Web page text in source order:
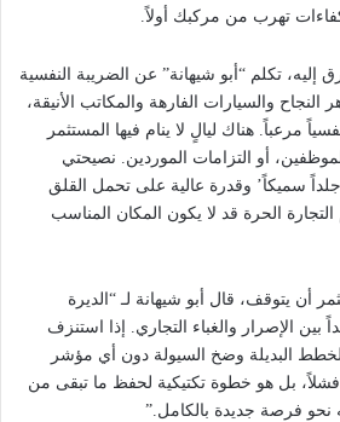
تهرب من مركبك أولاً.
تكلم “أبو شيهانة” عن الضريبة النفسية
والسيارات الفارهة والمكاتب الأنيقة،
مرعباً. هناك ليالٍ لا ينام فيها المستثمر
أو التزامات الموردين. نصيحتي
سميكاً’ وقدرة عالية على تحمل القلق
الحرة قد لا يكون المكان المناسب
يتوقف، قال أبو شيهانة لـ “الديرة
الإصرار والغباء التجاري. إذا استنزف
البديلة وضخ السيولة دون أي مؤشر
فشلاً، بل هو خطوة تكتيكية لحفظ ما تبقى من
نحو فرصة جديدة بالكامل.”